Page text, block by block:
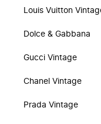
Louis Vuitton
Dolce & Gabbana
Gucci Vintage
Chanel Vintage
Prada Vintage